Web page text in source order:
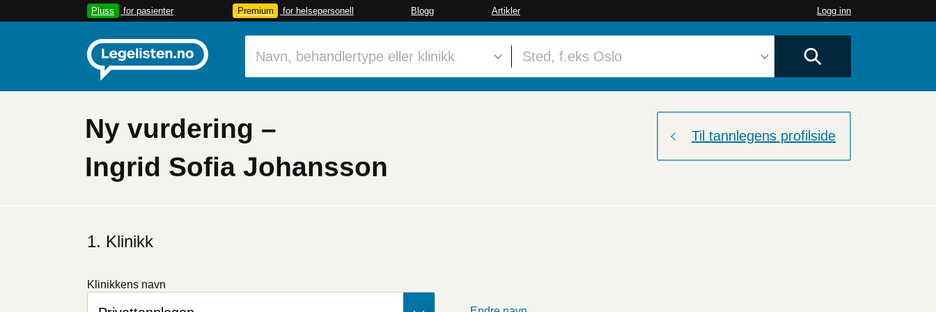
Pluss for pasienter Premium for helsepersonell Blogg Artikler Logg inn
Til tannlegens profilside
Ny vurdering –
Ingrid Sofia Johansson
Klinikk
Klinikkens navn